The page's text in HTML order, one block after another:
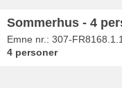
Sommerhus - 4
Emne nr.: 307-FR8168.1.1
4 personer